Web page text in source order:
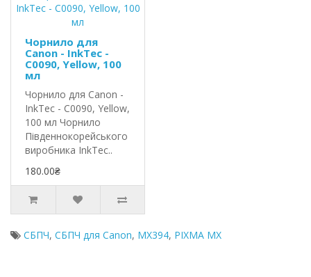
Чорнило для
Canon - InkTec -
C0090, Yellow, 100
мл
Чорнило для Canon -
InkTec - C0090, Yellow,
100 мл Чорнило
Південнокорейського
виробника InkTec..
180.00₴
СБПЧ, СБПЧ для Canon, MX394, PIXMA MX